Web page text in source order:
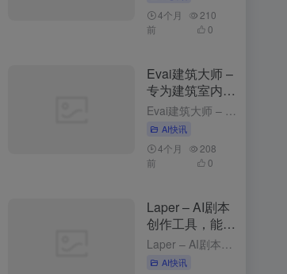
4个月
前
210
0
Evai建筑大师 –
专为建筑室内行
业的云端AI创作
平台
Evai建筑大师 – 专为建筑室内行业的云端AI创作平台 2个月前更新 Evai建筑大师是什么 Evai 建筑大师（OpenEvai）是专为建筑师、室内设计师和景观规划师打造的云端 AI 创作平台。通...
AI快讯
4个月
前
208
0
Laper – AI剧本
创作工具，能实
时预测台词与动
作
Laper – AI剧本创作工具，能实时预测台词与动作 3个月前更新 Laper是什么 Laper 是 AI 剧本创作工具，能为编剧提供精细化的创作平台。Laper支持多种剧本类型，如电影长片、短片和...
AI快讯